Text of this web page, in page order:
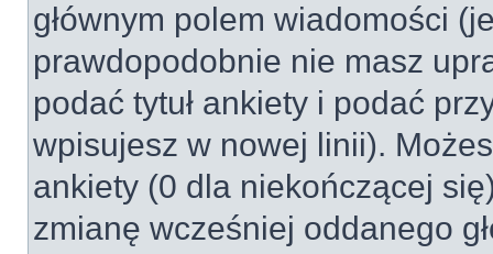
głównym polem wiadomości
prawdopodobnie nie masz
podać tytuł ankiety i podać
wpisujesz w nowej linii).
ankiety (0 dla niekończącej
zmianę wcześniej oddanego